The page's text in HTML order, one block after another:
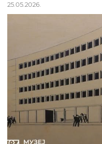
25.05.2026.